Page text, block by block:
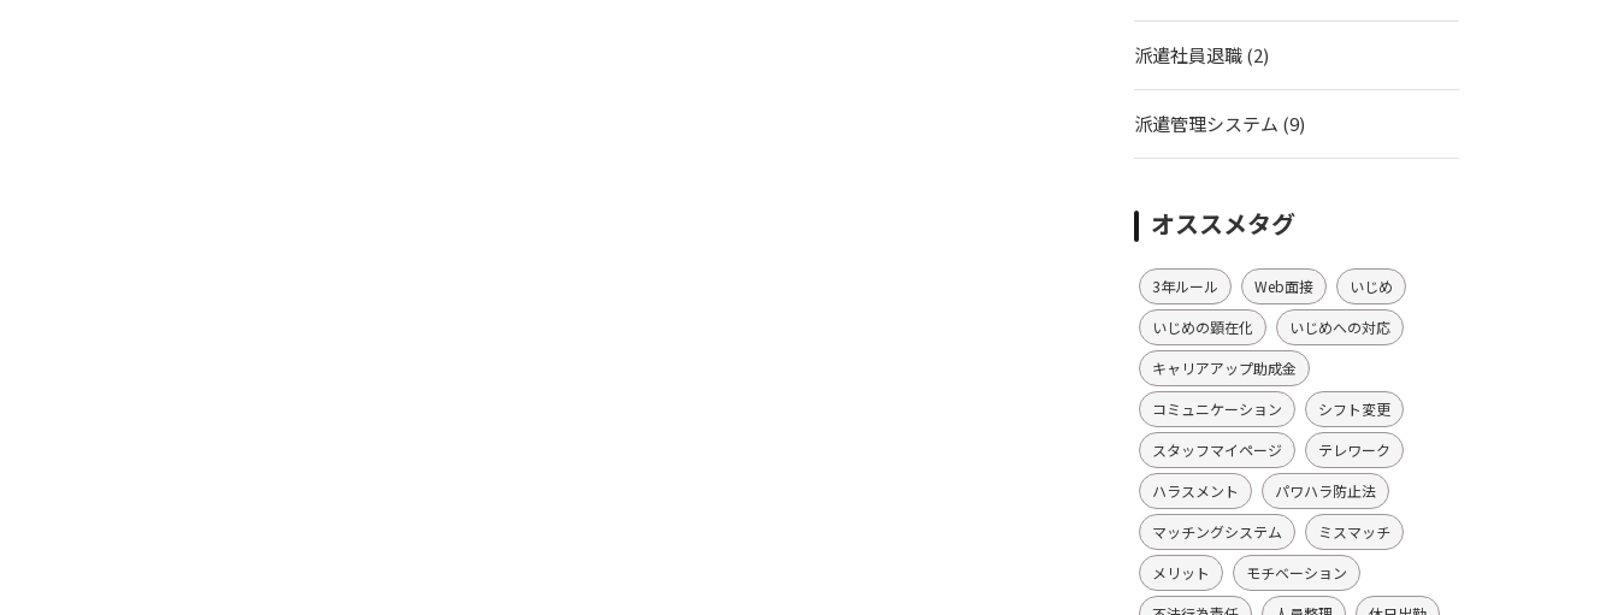
派遣社員退職(2)
派遣管理システム (9)
オススメタグ
3年ルール Web面接
いじめ
いじめの顕在化
いじめへの対応
キャリアアップ助成金
コミュニケーション
シフト変更
スタッフマイページ
テレワーク
ハラスメント
パワハラ防止法
マッチングシステム
ミスマッチ
メリット
モチベーション